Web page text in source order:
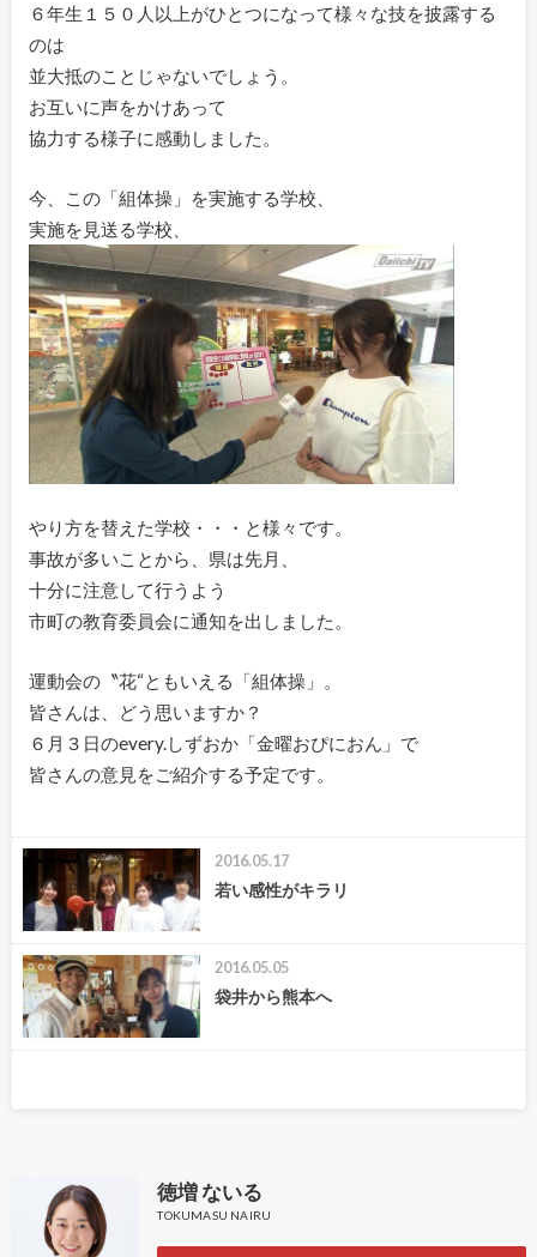
６年生１５０人以上がひとつになって様々な技を披露する
のは
並大抵のことじゃないでしょう。
お互いに声をかけあって
協力する様子に感動しました。
今、この「組体操」を実施する学校、
実施を見送る学校、
やり方を替えた学校・・・と様々です。
事故が多いことから、県は先月、
十分に注意して行うよう
市町の教育委員会に通知を出しました。
運動会の〝花“ともいえる「組体操」。
皆さんは、どう思いますか？
６月３日のevery.しずおか「金曜おぴにおん」で
皆さんの意見をご紹介する予定です。
2016.05.17
若い感性がキラリ
2016.05.05
袋井から熊本へ
徳増 ないる
TOKUMASU NAIRU